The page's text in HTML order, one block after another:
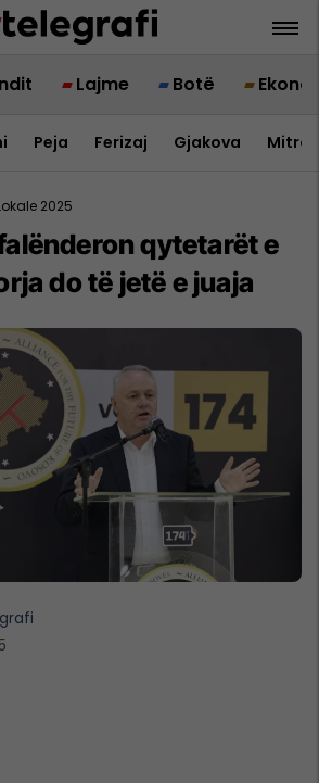
Lajme Botë
Peja Ferizaj Gjakova
2025
qytetarët e
do të jetë e juaja​